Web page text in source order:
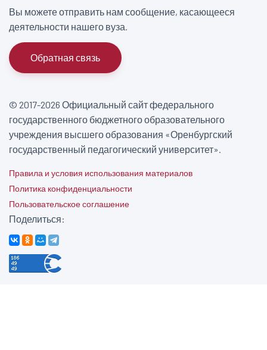
Вы можете отправить нам сообщение, касающееся
деятельности нашего вуза.
Обратная связь
© 2017-2026 Официальный сайт федерального
государственного бюджетного образовательного
учреждения высшего образования «Оренбургский
государственный педагогический университет».
Правила и условия использования материалов
Политика конфиденциальности
Пользовательское соглашение
Поделиться: